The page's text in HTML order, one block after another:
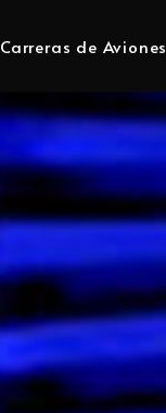
Carreras de Aviones